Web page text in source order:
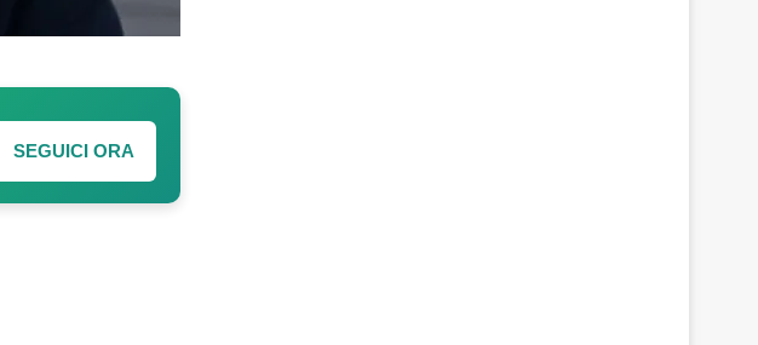
SEGUICI ORA